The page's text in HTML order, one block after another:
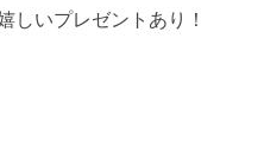
しいプレゼントあり！